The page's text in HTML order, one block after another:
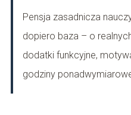
Pensja zasadnicza
dopiero baza – o
dodatki funkcyjne,
godziny